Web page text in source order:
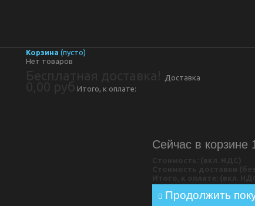
Корзина (пусто)
Нет товаров
Доставка
Итого, к оплате:
Сейчас в корзине
Продолжить